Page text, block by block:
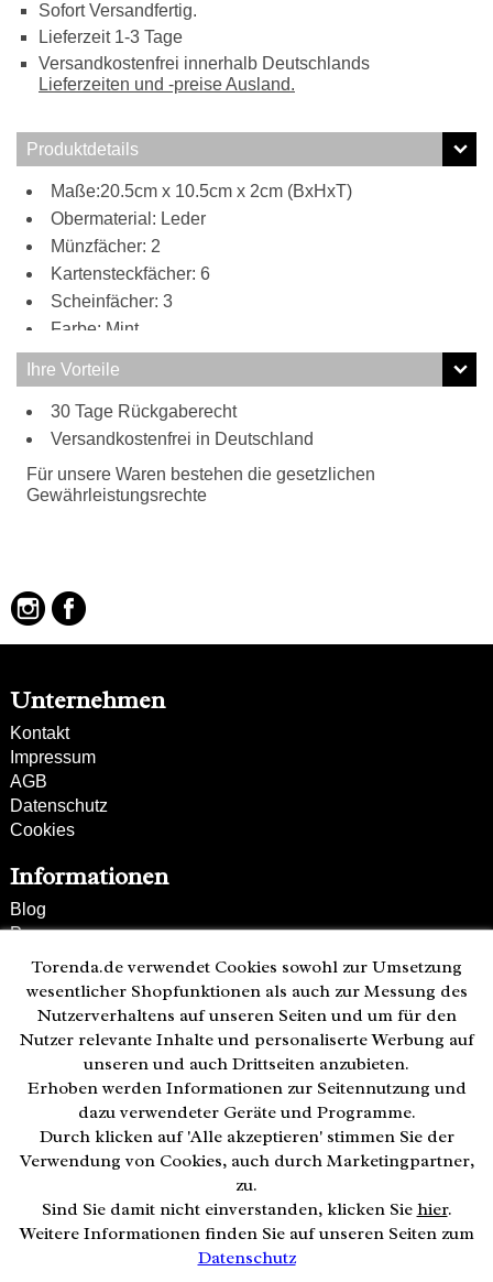
Sofort Versandfertig.
Lieferzeit 1-3 Tage
Versandkostenfrei innerhalb Deutschlands
Lieferzeiten und -preise Ausland.
Produktdetails
Maße:20.5cm x 10.5cm x 2cm (BxHxT)
Obermaterial: Leder
Münzfächer: 2
Kartensteckfächer: 6
Scheinfächer: 3
Farbe: Mint
Ihre Vorteile
30 Tage Rückgaberecht
Versandkostenfrei in Deutschland
Für unsere Waren bestehen die gesetzlichen
Gewährleistungsrechte
Unternehmen
Kontakt
Impressum
AGB
Datenschutz
Cookies
Informationen
Blog
Presse
Partner
Versand und Zahlung
Bestellung wiederrufen
Kunden-Hotline
(040) 244 249-49
Mo - Fr 08:00 - 18:00
Zahlweisen:
Torenda.de verwendet Cookies sowohl zur Umsetzung
wesentlicher Shopfunktionen als auch zur Messung des
Nutzerverhaltens auf unseren Seiten und um für den
Nutzer relevante Inhalte und personaliserte Werbung auf
unseren und auch Drittseiten anzubieten.
Erhoben werden Informationen zur Seitennutzung und
dazu verwendeter Geräte und Programme.
Durch klicken auf 'Alle akzeptieren' stimmen Sie der
Verwendung von Cookies, auch durch Marketingpartner,
zu.
Sind Sie damit nicht einverstanden, klicken Sie hier.
Weitere Informationen finden Sie auf unseren Seiten zum
Datenschutz